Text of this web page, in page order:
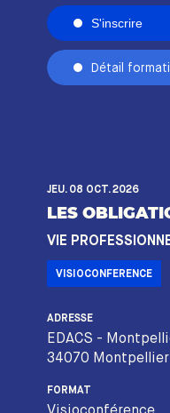
S'inscrire
Détail
JEU. 08 OCT. 2026
LES
VIE
VISIOCONFERENCE
ADRESSE
EDACS -
34070 Montpellier
FORMAT
Visioconférence